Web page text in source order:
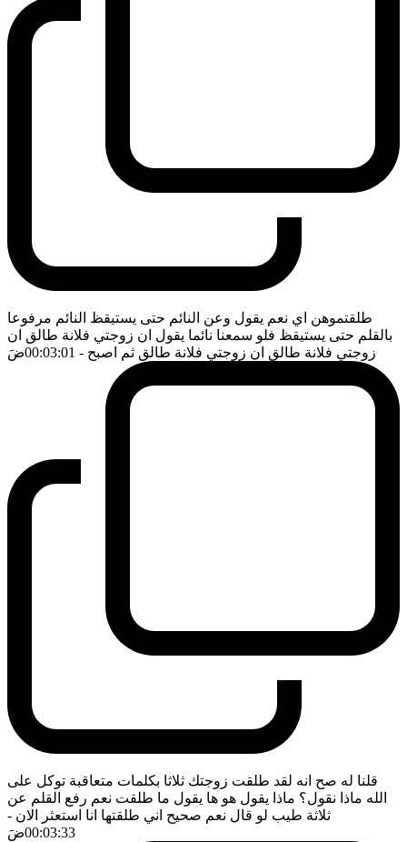
طلقتموهن اي نعم يقول وعن النائم حتى يستيقظ النائم مرفوعا
بالقلم حتى يستيقظ فلو سمعنا نائما يقول ان زوجتي فلانة طالق ان
زوجتي فلانة طالق ان زوجتي فلانة طالق ثم اصبح - 00:03:01 ضَ
قلنا له صح انه لقد طلقت زوجتك ثلاثا بكلمات متعاقبة توكل على
الله ماذا نقول؟ ماذا يقول هو ها يقول ما طلقت نعم رفع القلم عن
ثلاثة طيب لو قال نعم صحيح اني طلقتها انا استعثر الان -
00:03:33ضَ